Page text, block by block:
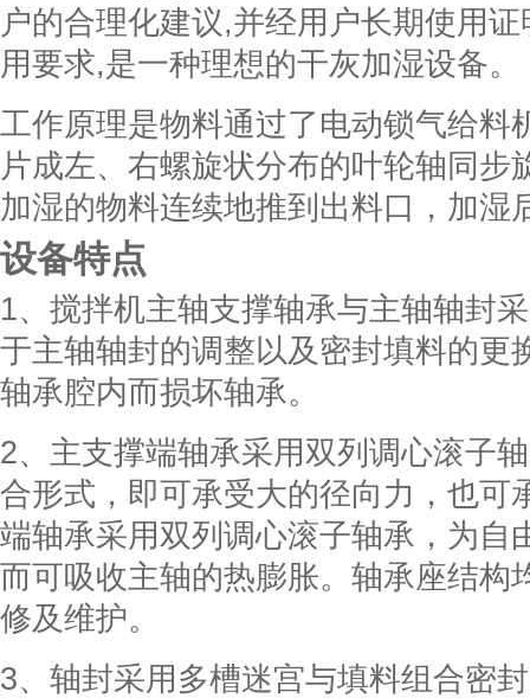
户的合理化建议,并经用户长期使用
用要求,是一种理想的干灰加湿设备。
工作原理是物料通过了电动锁气给料
片成左、右螺旋状分布的叶轮轴同步
加湿的物料连续地推到出料口，加湿
设备特点
1、搅拌机主轴支撑轴承与主轴轴封
于主轴轴封的调整以及密封填料的更
轴承腔内而损坏轴承。
2、主支撑端轴承采用双列调心滚子
合形式，即可承受大的径向力，也可
端轴承采用双列调心滚子轴承，为自
而可吸收主轴的热膨胀。轴承座结构
修及维护。
3、轴封采用多槽迷宫与填料组合密